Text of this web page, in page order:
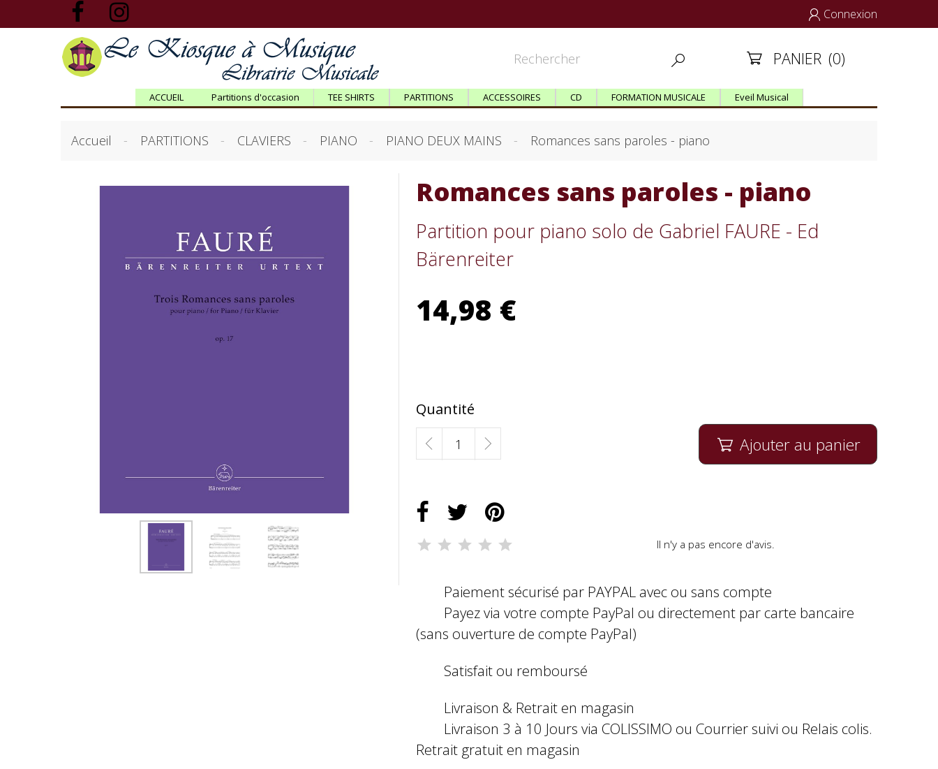
 Connexion
  PANIER (0)
ACCUEIL Partitions d'occasion TEE SHIRTS PARTITIONS ACCESSOIRES CD FORMATION MUSICALE Eveil Musical
Accueil PARTITIONS CLAVIERS PIANO PIANO DEUX MAINS Romances sans paroles - piano
Romances sans paroles - piano
Partition pour piano solo de Gabriel FAURE - Ed
Bärenreiter
14,98 €
Quantité
 Ajouter au panier
Il n'y a pas encore d'avis.
Paiement sécurisé par PAYPAL avec ou sans compte
Payez via votre compte PayPal ou directement par carte bancaire
(sans ouverture de compte PayPal)
Satisfait ou remboursé
Livraison & Retrait en magasin
Livraison 3 à 10 Jours via COLISSIMO ou Courrier suivi ou Relais colis.
Retrait gratuit en magasin